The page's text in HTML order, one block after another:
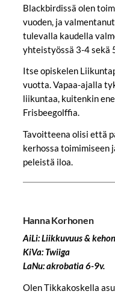
Blackbirdissä olen
vuoden, ja
tulevalla kaudella
yhteistyössä 3-4 sekä
Itse opiskelen
vuotta. Vapaa-ajalla
liikuntaa, kuitenkin
Frisbeegolffia.
Tavoitteena olisi että
kerhossa toimimiseen
peleistä iloa.
Hanna Korhonen
AiLi: Liikkuvuus &
KiVa: Twiiga
LaNu: akrobatia 6-9v.
Olen Tikkakoskella